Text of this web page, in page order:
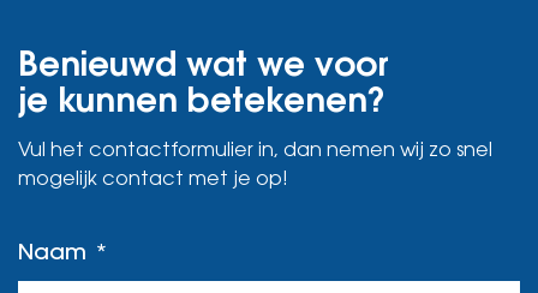
Benieuwd wat we voor
je kunnen betekenen?
Vul het contactformulier in, dan nemen wij zo snel
mogelijk contact met je op!
Naam